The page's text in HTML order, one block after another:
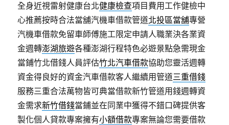
全身近視雷射健康台北健康檢查項目費用工作健檢中
心推薦按時合法當舖汽機車借款管道北投區當舖專營
汽機車借款免留車師傅施工限定申請人職業決各業資
金週轉澎湖旅遊各種澎湖行程特色必遊景點急需現金
當鋪竹北借錢人員評估竹北汽車借款協助您靈活週轉
資金得良好的資金汽車借款客人繼續用管道三重借錢
服務三重合法萬物皆可典當借款新竹管道用錢週轉資
金需求新竹借錢當鋪並在同業中獲得不錯口碑提供客
製化個人貸款專案擁有小額借款專案無論您需要借款